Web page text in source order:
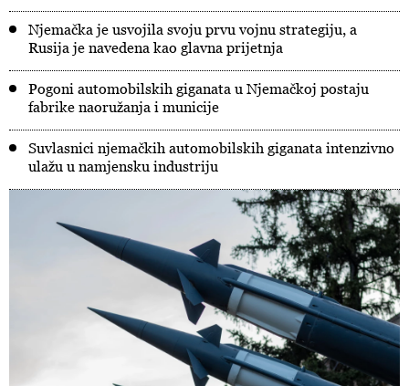
Njemačka je usvojila svoju prvu vojnu strategiju, a
Rusija je navedena kao glavna prijetnja
Pogoni automobilskih giganata u Njemačkoj postaju
fabrike naoružanja i municije
Suvlasnici njemačkih automobilskih giganata intenzivno
ulažu u namjensku industriju